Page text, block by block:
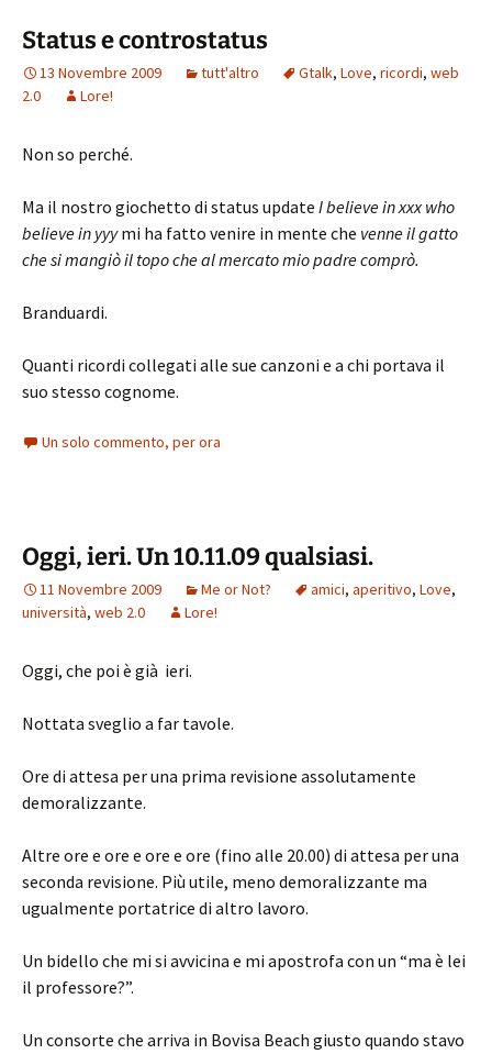
Status e controstatus
13 Novembre 2009 tutt'altro Gtalk, Love, ricordi, web
2.0
Lore!
Non so perché.
Ma il nostro giochetto di status update I believe in xxx who
believe in yyymi ha fatto venire in mente che venne il gatto
che si mangiò il topo che al mercato mio padre comprò.
Branduardi.
Quanti ricordi collegati alle sue canzoni e a chi portava il
suo stesso cognome.
Un solo commento, per ora
Oggi, ieri. Un 10.11.09 qualsiasi.
11 Novembre 2009 Me or Not? amici, aperitivo, Love,
università, web 2.0 Lore!
Oggi, che poi è già ieri.
Nottata sveglio a far tavole.
Ore di attesa per una prima revisione assolutamente
demoralizzante.
Altre ore e ore e ore e ore (fino alle 20.00) di attesa per una
seconda revisione. Più utile, meno demoralizzante ma
ugualmente portatrice di altro lavoro.
Un bidello che mi si avvicina e mi apostrofa con un “ma è lei
il professore?”.
Un consorte che arriva in Bovisa Beach giusto quando stavo